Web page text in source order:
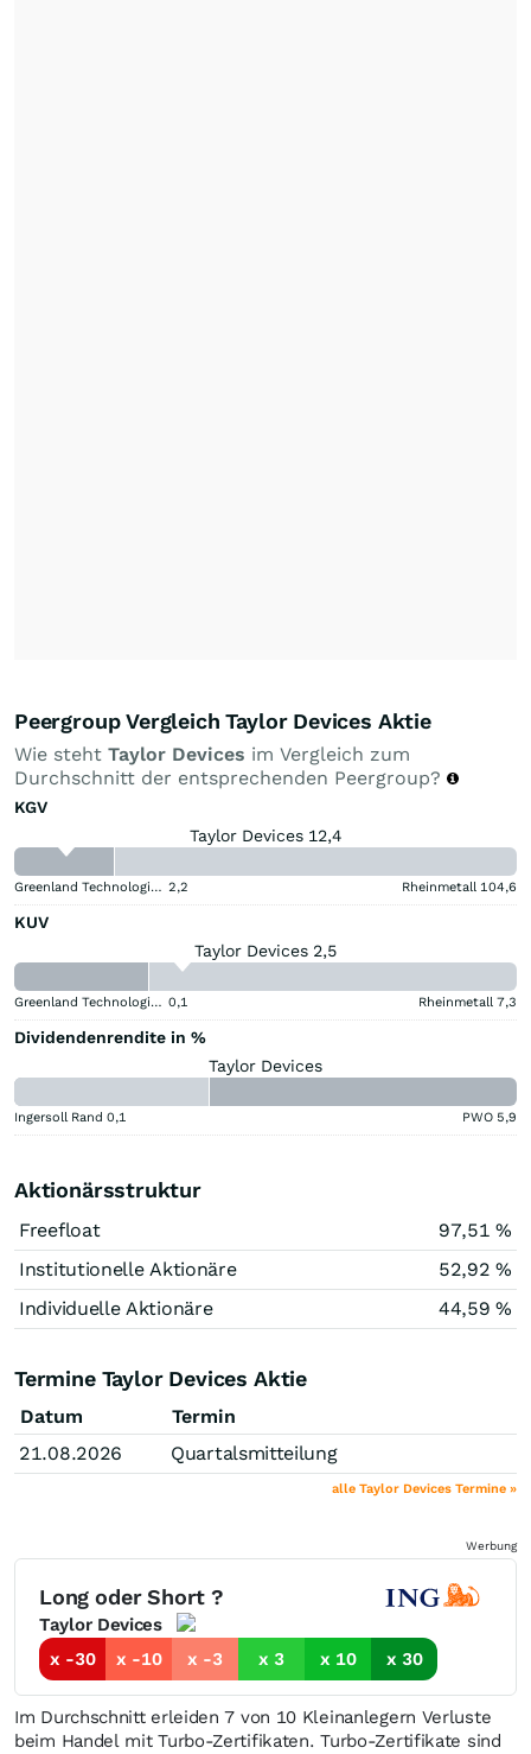
Peergroup Vergleich Taylor Devices Aktie
Wie steht Taylor Devices im Vergleich zum
Durchschnitt der entsprechenden Peergroup?
KGV
Taylor Devices 12,4
Greenland Technologies Holding 2,2 Rheinmetall 104,6
KUV
Taylor Devices 2,5
Greenland Technologies Holding 0,1 Rheinmetall 7,3
Dividendenrendite in %
Taylor Devices
Ingersoll Rand 0,1 PWO 5,9
Aktionärsstruktur
Freefloat
97,51 %
Institutionelle Aktionäre
52,92 %
Individuelle Aktionäre
44,59 %
Termine Taylor Devices Aktie
Datum
Termin
21.08.2026
Quartalsmitteilung
alle Taylor Devices Termine »
Werbung
Long oder Short ?
Taylor Devices
x -30
x -10 x -3 x 3 x 10 x 30
Im Durchschnitt erleiden 7 von 10 Kleinanlegern Verluste
beim Handel mit Turbo-Zertifikaten. Turbo-Zertifikate sind